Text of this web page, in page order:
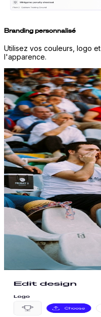
Branding personnalisé
Utilisez vos couleurs, logo
l'apparence.